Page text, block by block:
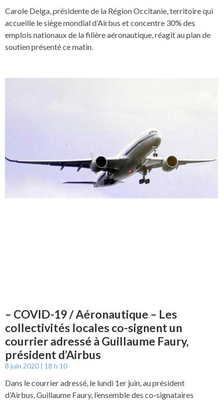
Carole Delga, présidente de la Région Occitanie, territoire qui
accueille le siège mondial d’Airbus et concentre 30% des
emplois nationaux de la filière aéronautique, réagit au plan de
soutien présenté ce matin.
– COVID-19 / Aéronautique – Les
collectivités locales co-signent un
courrier adressé à Guillaume Faury,
président d’Airbus
8 juin 2020 18 h 10
Dans le courrier adressé, le lundi 1er juin, au président
d’Airbus, Guillaume Faury, l’ensemble des co-signataires